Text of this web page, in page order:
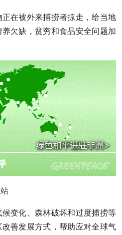
在被外来捕捞者掠走，给当地
欠缺，贫穷和食品安全问题加
变化、森林破坏和过度捕捞等
善发展方式，帮助应对全球气